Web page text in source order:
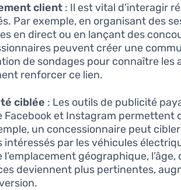
client : Il est vital d’interagir
Par exemple, en organisant des
en direct ou en lançant des
peuvent créer une
de sondages pour connaître
renforcer ce lien.
ciblée : Les outils de publicité
Facebook et Instagram permettent
un concessionnaire peut
intéressés par les véhicules
l’emplacement géographique,
deviennent plus pertinentes,